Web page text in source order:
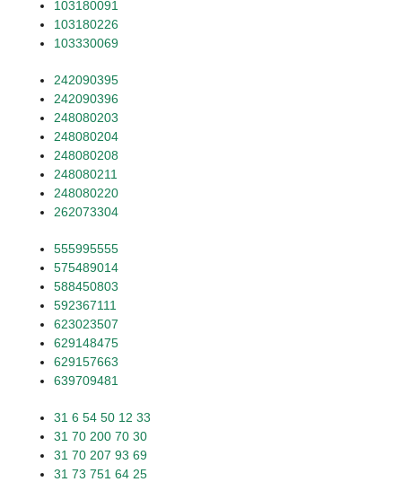
103180091
103180226
103330069
242090395
242090396
248080203
248080204
248080208
248080211
248080220
262073304
555995555
575489014
588450803
592367111
623023507
629148475
629157663
639709481
31 6 54 50 12 33
31 70 200 70 30
31 70 207 93 69
31 73 751 64 25